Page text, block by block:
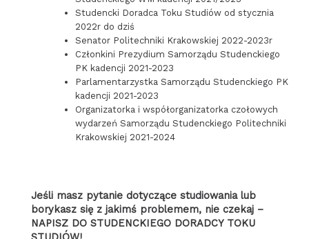
Studencki Doradca Toku Studiów od stycznia
2022r do dziś
Senator Politechniki Krakowskiej 2022-2023r
Członkini Prezydium Samorządu Studenckiego
PK kadencji 2021-2023
Parlamentarzystka Samorządu Studenckiego PK
kadencji 2021-2023
Organizatorka i współorganizatorka czołowych
wydarzeń Samorządu Studenckiego Politechniki
Krakowskiej 2021-2024
Jeśli masz pytanie dotyczące studiowania lub
borykasz się z jakimś problemem, nie czekaj –
NAPISZ DO STUDENCKIEGO DORADCY TOKU